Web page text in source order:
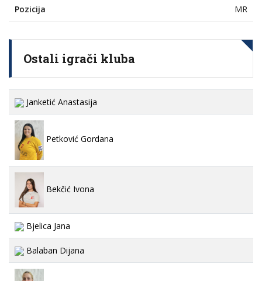
Pozicija MR
Ostali igrači kluba
Janketić Anastasija
Petković Gordana
Bekčić Ivona
Bjelica Jana
Balaban Dijana